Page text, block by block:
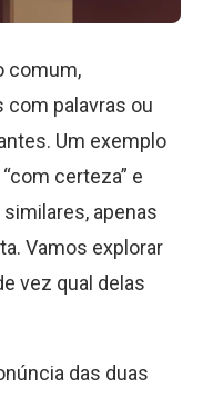
comum,
palavras ou
Um exemplo
certeza” e
similares, apenas
Vamos explorar
vez qual delas
das duas